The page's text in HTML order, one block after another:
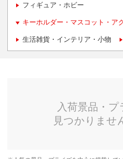
フィギュア・ホビー
キーホルダー・マスコット・ア
生活雑貨・インテリア・小物